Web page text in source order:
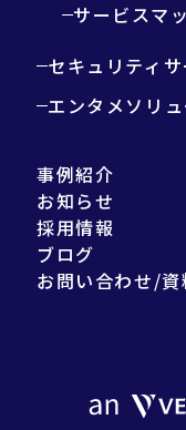
サービスマ
セキュリティ
エンタメソリ
事例紹介
お知らせ
採用情報
ブログ
お問い合わせ/資